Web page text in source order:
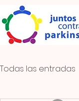
Todas las entradas